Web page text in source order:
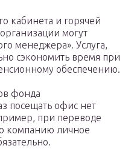
кабинета и горячей
могут
менеджера». Услуга,
сэкономить время при
обеспечению.
фонда
посещать офис нет
при переводе
компанию личное